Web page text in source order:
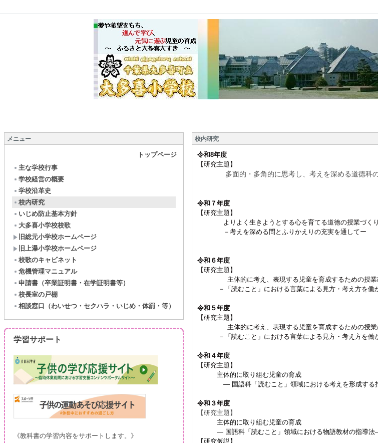
メニュー
トップページ
主な学校行事
学校経営の概要
学校沿革史
校内研究
いじめ防止基本方針
大多喜小学校校歌
旧総元小学校ホームページ
旧上瀑小学校ホームページ
校歌のキャビネット
危機管理マニュアル
申請書（卒業証明書・在学証明書等）
校長室の戸棚
相談窓口（わいせつ・セクハラ・いじめ・体罰・等）
学習サポート
《教科書の学習内容をサポートします。》
校内研究
令和8年度
【研究主題】
多面的・多角的に思考し、考えを深める道徳科の
令和７年度
【研究主題】
よりよく生きようとする心を育てる道徳の授業づくり
－考えを深める問とふりかえりの充実を通してー
令和６年度
【研究主題】
主体的に考え、表現する児童を育成するための授業
－「読むこと」における言葉による見方・考え方を働か
令和５年度
【研究主題】
主体的に考え、表現する児童を育成するための授業
－「読むこと」における言葉による見方・考え方を働か
令和４年度
【研究主題】
主体的に取り組む児童の育成
― 国語科「読むこと」領域における考えを形成する
令和３年度
【研究主題】
主体的に取り組む児童の育成
― 国語科「読むこと」領域における物語教材の指導
【研究仮説】